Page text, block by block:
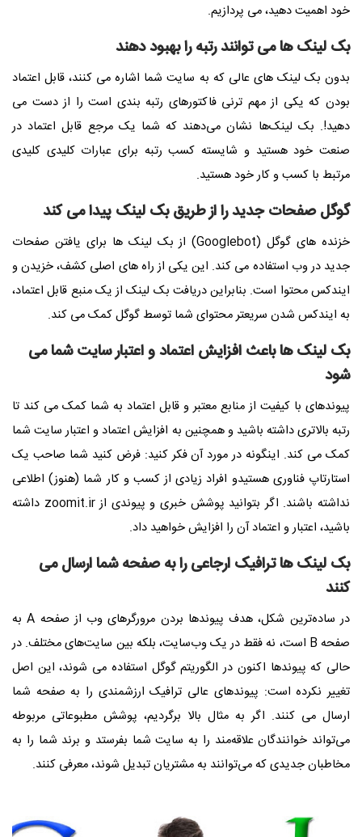
خود اهمیت دهید، می پردازیم.
بک لینک ها می توانند رتبه را بهبود دهند
بدون بک لینک های عالی که به سایت شما اشاره می کنند، قابل اعتماد
بودن که یکی از مهم ترنی فاکتورهای رتبه بندی است را از دست می
دهید!. بک لینک‌ها نشان می‌دهند که شما یک مرجع قابل اعتماد در
صنعت خود هستید و شایسته کسب رتبه برای عبارات کلیدی کلیدی
مرتبط با کسب و کار خود هستید.
گوگل صفحات جدید را از طریق بک لینک پیدا می کند
خزنده های گوگل (Googlebot) از بک لینک ها برای یافتن صفحات
جدید در وب استفاده می کند. این یکی از راه های اصلی کشف، خزیدن و
ایندکس محتوا است. بنابراین دریافت بک لینک از یک منبع قابل اعتماد،
به ایندکس شدن سریعتر محتوای شما توسط گوگل کمک می کند.
بک لینک ها باعث افزایش اعتماد و اعتبار سایت شما می
شود
پیوندهای با کیفیت از منابع معتبر و قابل اعتماد به شما کمک می کند تا
رتبه بالاتری داشته باشید و همچنین به افزایش اعتماد و اعتبار سایت شما
کمک می کند. اینگونه در مورد آن فکر کنید: فرض کنید شما صاحب یک
استارتاپ فناوری هستیدو افراد زیادی از کسب و کار شما (هنوز) اطلاعی
نداشته باشند. اگر بتوانید پوشش خبری و پیوندی از zoomit.ir داشته
باشید، اعتبار و اعتماد آن را افزایش خواهید داد.
بک لینک ها ترافیک ارجاعی را به صفحه شما ارسال می
کنند
در ساده‌ترین شکل، هدف پیوندها بردن مرورگرهای وب از صفحه A به
صفحه B است، نه فقط در یک وب‌سایت، بلکه بین سایت‌های مختلف. در
حالی که پیوندها اکنون در الگوریتم گوگل استفاده می شوند، این اصل
تغییر نکرده است: پیوندهای عالی ترافیک ارزشمندی را به صفحه شما
ارسال می کنند. اگر به مثال بالا برگردیم، پوشش مطبوعاتی مربوطه
می‌تواند خوانندگان علاقه‌مند را به سایت شما بفرستد و برند شما را به
مخاطبان جدیدی که می‌توانند به مشتریان تبدیل شوند، معرفی کنند.